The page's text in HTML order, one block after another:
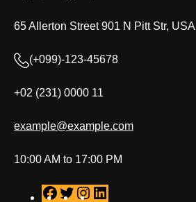
65 Allerton Street 901 N Pitt Str, USA
(+099)-123-45678
+02 (231) 0000 11
example@example.com
10:00 AM to 17:00 PM
F
T